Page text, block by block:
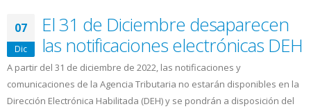
07
Dic
El 31 de Diciembre desaparecen
las notificaciones electrónicas DEH
A partir del 31 de diciembre de 2022, las notificaciones y
comunicaciones de la Agencia Tributaria no estarán disponibles en la
Dirección Electrónica Habilitada (DEH) y se pondrán a disposición del